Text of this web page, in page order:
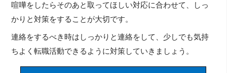
喧嘩をしたらそのあと取ってほしい対応に合わせて、しっ
かりと対策をすることが大切です。
連絡をするべき時はしっかりと連絡をして、少しでも気持
ちよく転職活動できるように対策していきましょう。